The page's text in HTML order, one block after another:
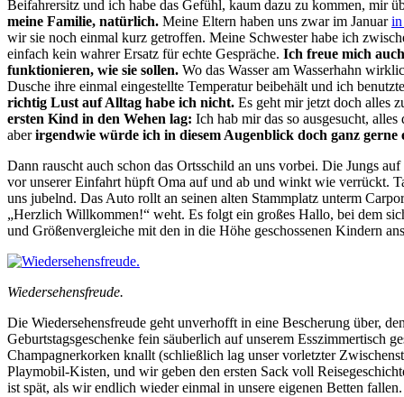
Beifahrersitz und ich habe das Gefühl, kaum dazu zu kommen, mir
meine Familie, natürlich. Meine Eltern haben uns zwar im Januarin
wir sie noch einmal kurz getroffen. Meine Schwester habe ich
einfach kein wahrer Ersatz für echte Gespräche. Ich freue mich
funktionieren, wie sie sollen. Wo das Wasser am Wasserhahn
Dusche ihre einmal eingestellte Temperatur beibehält und ich
richtig Lust auf Alltag habe ich nicht. Es geht mir jetzt doch alles
ersten Kind in den Wehen lag: Ich hab mir das so ausgesucht,
aberirgendwie würde ich in diesem Augenblick doch ganz gerne
Dann rauscht auch schon das Ortsschild an uns vorbei. Die Jungs
vor unserer Einfahrt hüpft Oma auf und ab und winkt wie verrückt.
uns jubelnd. Das Auto rollt an seinen alten Stammplatz unterm
„Herzlich Willkommen!“ weht. Es folgt ein großes Hallo, bei dem
und Größenvergleiche mit den in die Höhe geschossenen Kindern
Wiedersehensfreude.
Die Wiedersehensfreude geht unverhofft in eine Bescherung über,
Geburtstagsgeschenke fein säuberlich auf unserem Esszimmertisch
Champagnerkorken knallt (schließlich lag unser vorletzter
Playmobil-Kisten, und wir geben den ersten Sack voll
ist spät, als wir endlich wieder einmal in unsere eigenen Betten fallen.